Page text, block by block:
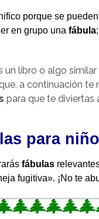
porque se
en grupo una fábula
un libro o algo
a continuación te
para que te diviertas
para
fábulas
fugitiva». ¡No te